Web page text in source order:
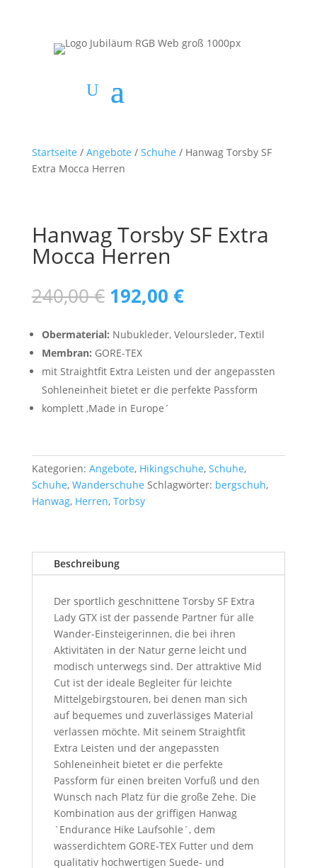
Startseite / Angebote / Schuhe / Hanwag Torsby SF
Extra Mocca Herren
Hanwag Torsby SF Extra
Mocca Herren
240,00€ Ursprünglicher
Preis
war:
240,00 €
192,00 €Aktueller
Preis
ist:
192,00 €.
Obermaterial: Nubukleder, Veloursleder, Textil
Membran: GORE-TEX
mit Straightfit Extra Leisten und der angepassten
Sohleneinheit bietet er die perfekte Passform
komplett ‚Made in Europe´
Kategorien: Angebote, Hikingschuhe, Schuhe,
Schuhe, Wanderschuhe Schlagwörter: bergschuh,
Hanwag, Herren, Torbsy
Beschreibung
Der sportlich geschnittene Torsby SF Extra
Lady GTX ist der passende Partner für alle
Wander-Einsteigerinnen, die bei ihren
Aktivitäten in der Natur gerne leicht und
modisch unterwegs sind. Der attraktive Mid
Cut ist der ideale Begleiter für leichte
Mittelgebirgstouren, bei denen man sich
auf bequemes und zuverlässiges Material
verlassen möchte. Mit seinem Straightfit
Extra Leisten und der angepassten
Sohleneinheit bietet er die perfekte
Passform für einen breiten Vorfuß und den
Wunsch nach Platz für die große Zehe. Die
Kombination aus der griffigen Hanwag
`Endurance Hike Laufsohle´, dem
wasserdichtem GORE-TEX Futter und dem
qualitativ hochwertigen Suede- und